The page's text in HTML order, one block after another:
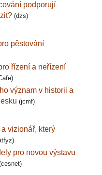
podporují
(dzs)
pěstování
řízení a neřízení
význam v historii a
(jcmf)
vizionář, který
pro novou výstavu